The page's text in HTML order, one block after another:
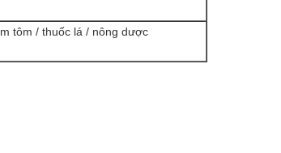
tôm / thuốc lá / nông dược